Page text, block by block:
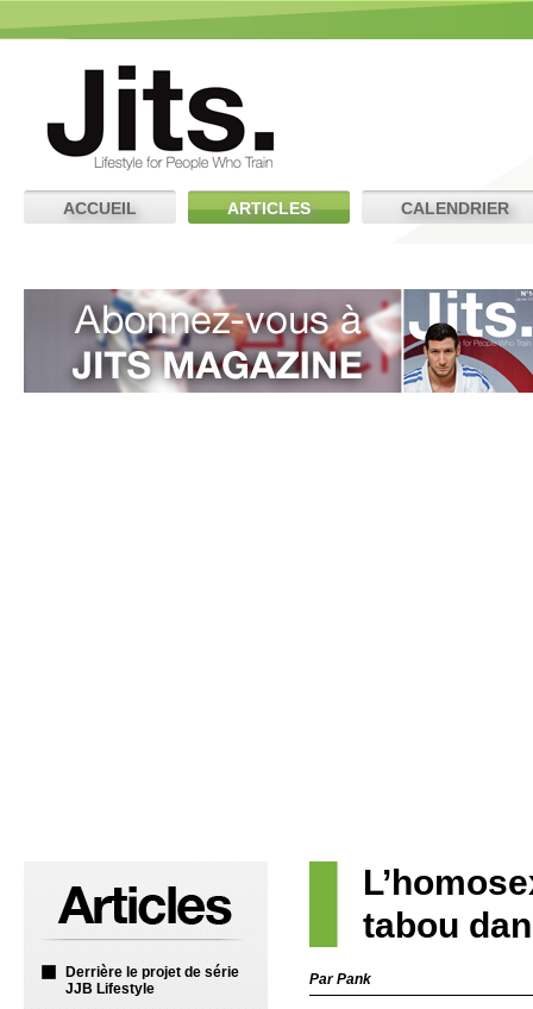
ACCUEIL ARTICLES CALENDRIER
Derrière le projet de série
JJB Lifestyle
tabou
Par Pank